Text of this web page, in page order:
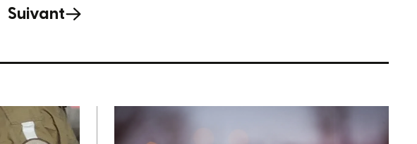
Suivant